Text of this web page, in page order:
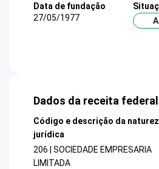
Data de fundação
27/05/1977
Dados da receita federal
Código e descrição da
jurídica
206 | SOCIEDADE EMPRESARIA
LIMITADA